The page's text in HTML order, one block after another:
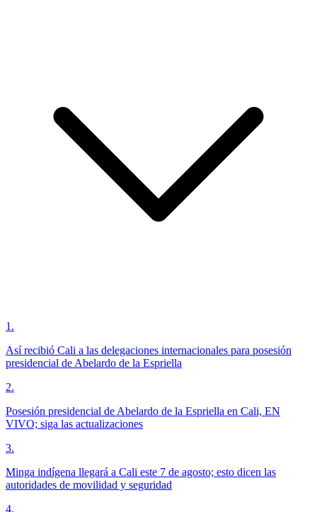
1 .
Así recibió Cali a las delegaciones internacionales para posesión
presidencial de Abelardo de la Espriella
2.
Posesión presidencial de Abelardo de la Espriella en Cali, EN
VIVO; siga las actualizaciones
3.
Minga indígena llegará a Cali este 7 de agosto; esto dicen las
autoridades de movilidad y seguridad
4.